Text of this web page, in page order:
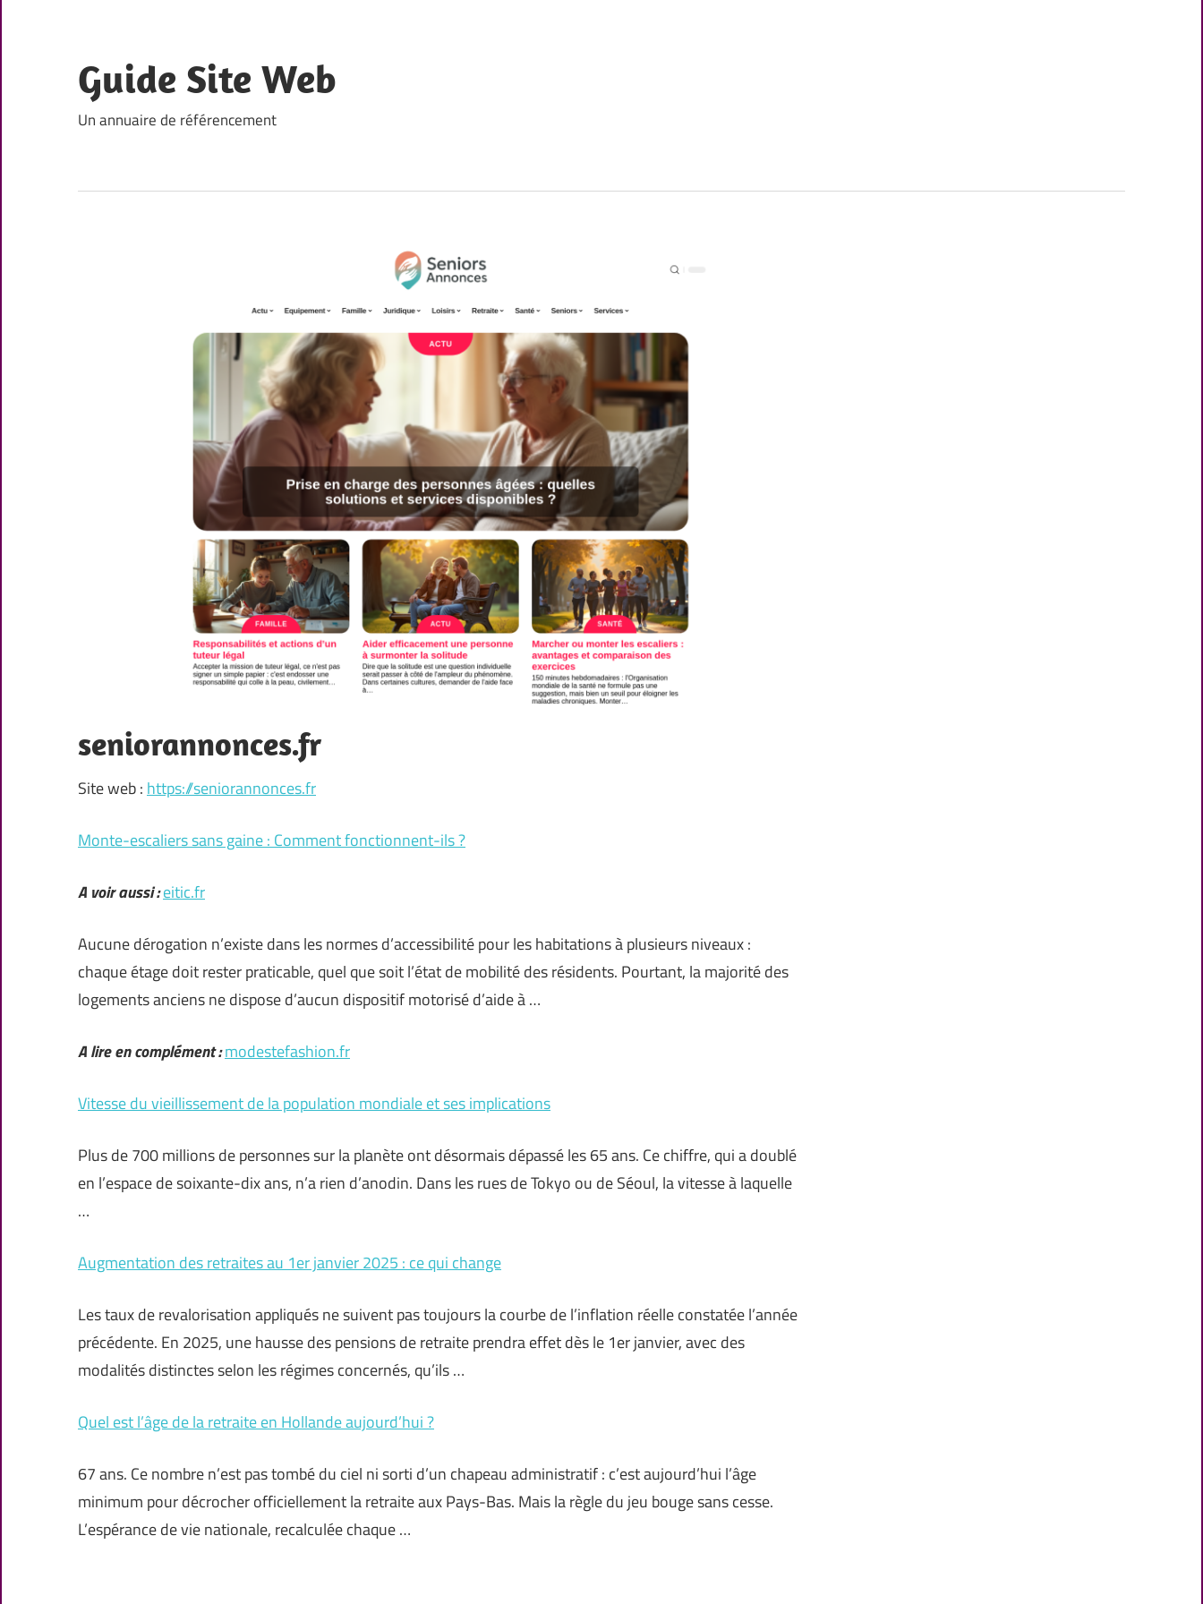
content
Guide Site Web
Un annuaire de référencement
seniorannonces.fr
Site web : https://seniorannonces.fr
Monte-escaliers sans gaine : Comment fonctionnent-ils ?
A voir aussi :eitic.fr
Aucune dérogation n’existe dans les normes d’accessibilité pour les habitations à plusieurs niveaux :
chaque étage doit rester praticable, quel que soit l’état de mobilité des résidents. Pourtant, la majorité des
logements anciens ne dispose d’aucun dispositif motorisé d’aide à …
A lire en complément :modestefashion.fr
Vitesse du vieillissement de la population mondiale et ses implications
Plus de 700 millions de personnes sur la planète ont désormais dépassé les 65 ans. Ce chiffre, qui a doublé
en l’espace de soixante-dix ans, n’a rien d’anodin. Dans les rues de Tokyo ou de Séoul, la vitesse à laquelle
…
Augmentation des retraites au 1er janvier 2025 : ce qui change
Les taux de revalorisation appliqués ne suivent pas toujours la courbe de l’inflation réelle constatée l’année
précédente. En 2025, une hausse des pensions de retraite prendra effet dès le 1er janvier, avec des
modalités distinctes selon les régimes concernés, qu’ils …
Quel est l’âge de la retraite en Hollande aujourd’hui ?
67 ans. Ce nombre n’est pas tombé du ciel ni sorti d’un chapeau administratif : c’est aujourd’hui l’âge
minimum pour décrocher officiellement la retraite aux Pays-Bas. Mais la règle du jeu bouge sans cesse.
L’espérance de vie nationale, recalculée chaque …